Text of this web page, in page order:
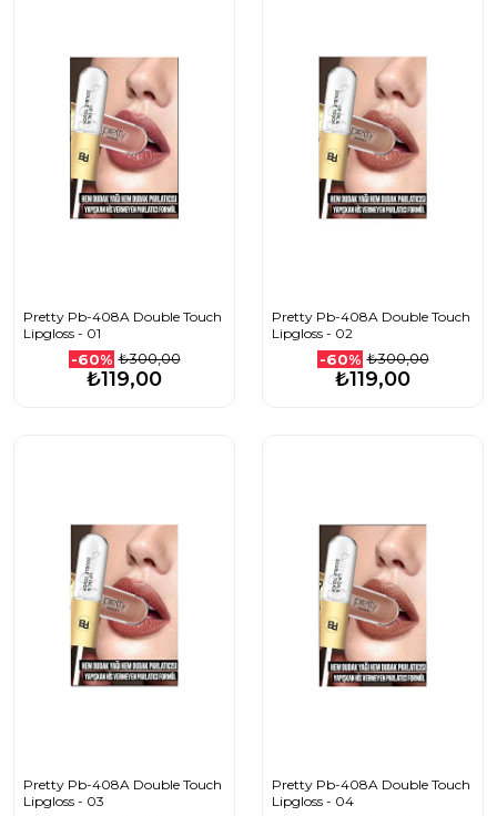
Pretty Pb-408A Double Touch
Lipgloss - 01
-60% ₺300,00
₺119,00
Pretty Pb-408A Double Touch
Lipgloss - 02
-60% ₺300,00
₺119,00
Pretty Pb-408A Double Touch
Lipgloss - 03
Pretty Pb-408A Double Touch
Lipgloss - 04